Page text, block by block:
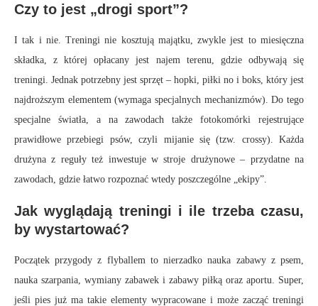
Czy to jest „drogi sport”?
I tak i nie. Treningi nie kosztują majątku, zwykle jest to miesięczna
składka, z której opłacany jest najem terenu, gdzie odbywają się
treningi. Jednak potrzebny jest sprzęt – hopki, piłki no i boks, który jest
najdroższym elementem (wymaga specjalnych mechanizmów). Do tego
specjalne światła, a na zawodach także fotokomórki rejestrujące
prawidłowe przebiegi psów, czyli mijanie się (tzw. crossy). Każda
drużyna z reguły też inwestuje w stroje drużynowe – przydatne na
zawodach, gdzie łatwo rozpoznać wtedy poszczególne „ekipy”.
Jak wyglądają treningi i ile trzeba czasu,
by wystartować?
Początek przygody z flyballem to nierzadko nauka zabawy z psem,
nauka szarpania, wymiany zabawek i zabawy piłką oraz aportu. Super,
jeśli pies już ma takie elementy wypracowane i może zacząć treningi